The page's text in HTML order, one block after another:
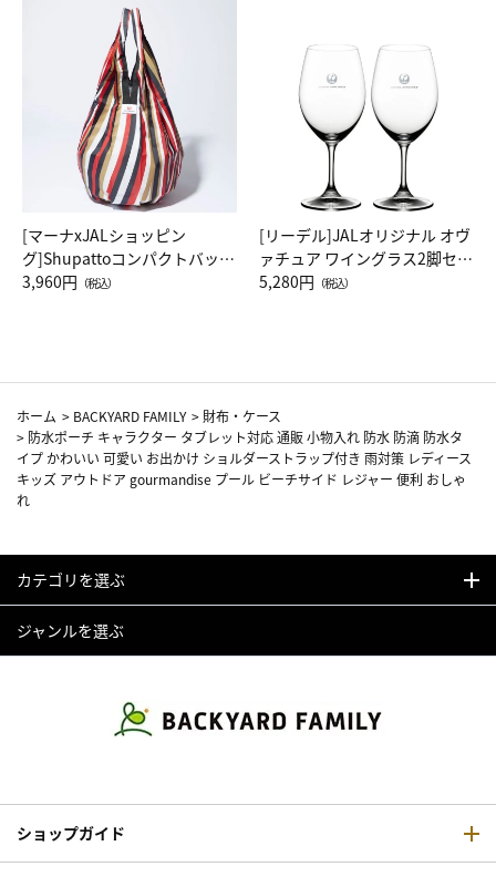
[マーナxJALショッピン
グ]Shupattoコンパクトバッグ
Drop JAL客室乗務員（LC）ス
3,960円 （税込）
[リーデル]JALオリジナル オヴ
ァチュア ワイングラス2脚セッ
ト（レッドワイン）
5,280円 （税込）
ホーム > BACKYARD FAMILY > 財布・ケース
> 防水ポーチ キャラクター タブレット対応 通販 小物入れ 防水 防滴 防水タ
イプ かわいい 可愛い お出かけ ショルダーストラップ付き 雨対策 レディース
キッズ アウトドア gourmandise プール ビーチサイド レジャー 便利 おしゃ
れ
カテゴリを選ぶ
ジャンルを選ぶ
ショップガイド